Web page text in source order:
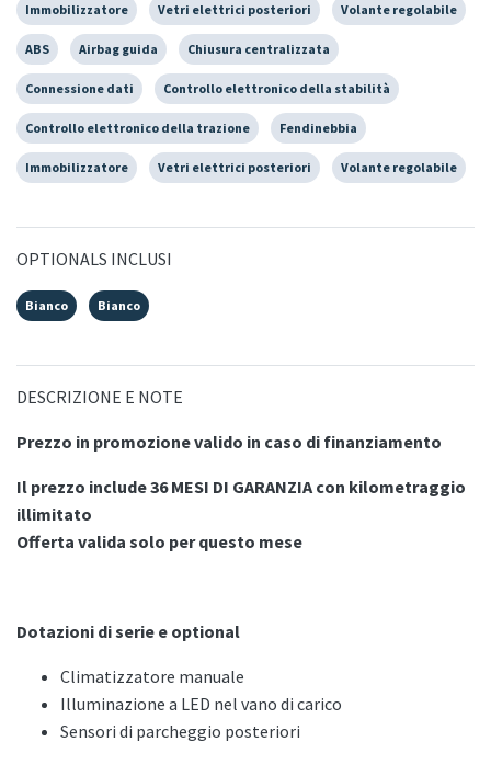
Immobilizzatore Vetri elettrici posteriori Volante regolabile
ABS Airbag guida Chiusura centralizzata
Connessione dati Controllo elettronico della stabilità
Controllo elettronico della trazione Fendinebbia
Immobilizzatore Vetri elettrici posteriori Volante regolabile
OPTIONALS INCLUSI
Bianco Bianco
DESCRIZIONE E NOTE
Prezzo in promozione valido in caso di finanziamento
Il prezzo include 36 MESI DI GARANZIA con kilometraggio
illimitato
Offerta valida solo per questo mese
Dotazioni di serie e optional
Climatizzatore manuale
Illuminazione a LED nel vano di carico
Sensori di parcheggio posteriori